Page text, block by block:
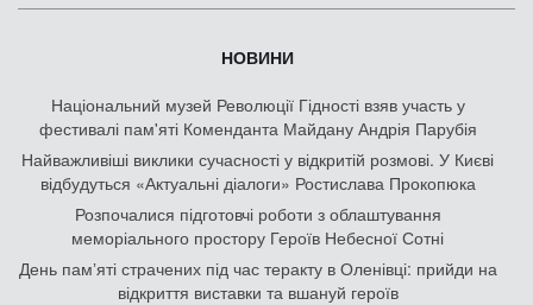
НОВИНИ
Національний музей Революції Гідності взяв участь у
фестивалі пам'яті Коменданта Майдану Андрія Парубія
Найважливіші виклики сучасності у відкритій розмові. У Києві
відбудуться «Актуальні діалоги» Ростислава Прокопюка
Розпочалися підготовчі роботи з облаштування
меморіального простору Героїв Небесної Сотні
День памʼяті страчених під час теракту в Оленівці: прийди на
відкриття виставки та вшануй героїв